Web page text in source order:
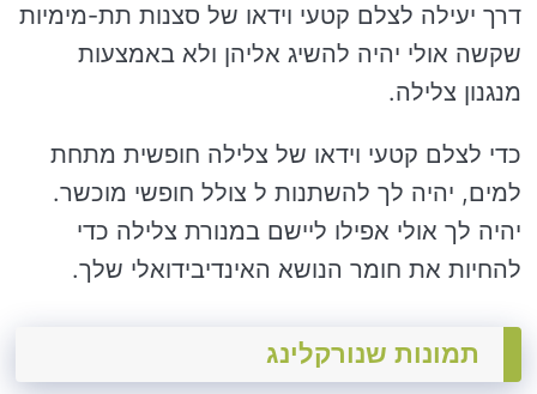
דרך יעילה לצלם קטעי וידאו של סצנות תת-מימיות
שקשה אולי יהיה להשיג אליהן ולא באמצעות
מנגנון צלילה.
כדי לצלם קטעי וידאו של צלילה חופשית מתחת
למים, יהיה לך להשתנות ל צולל חופשי מוכשר.
יהיה לך אולי אפילו ליישם במנורת צלילה כדי
להחיות את חומר הנושא האינדיבידואלי שלך.
תמונות שנורקלינג